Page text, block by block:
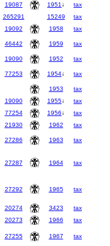
19087
1951 ↓ tax
265291
15249 tax
19092
1958 tax
46442 1959 tax
19090
1952 tax
77253 1954↓ tax
1953 tax
19090
1955↓ tax
77254
1956↓ tax
21930
1962 tax
27286 1963 tax
27287 1964 tax
27292 1965 tax
20274 3423 tax
20273
1966 tax
27255 1967 tax